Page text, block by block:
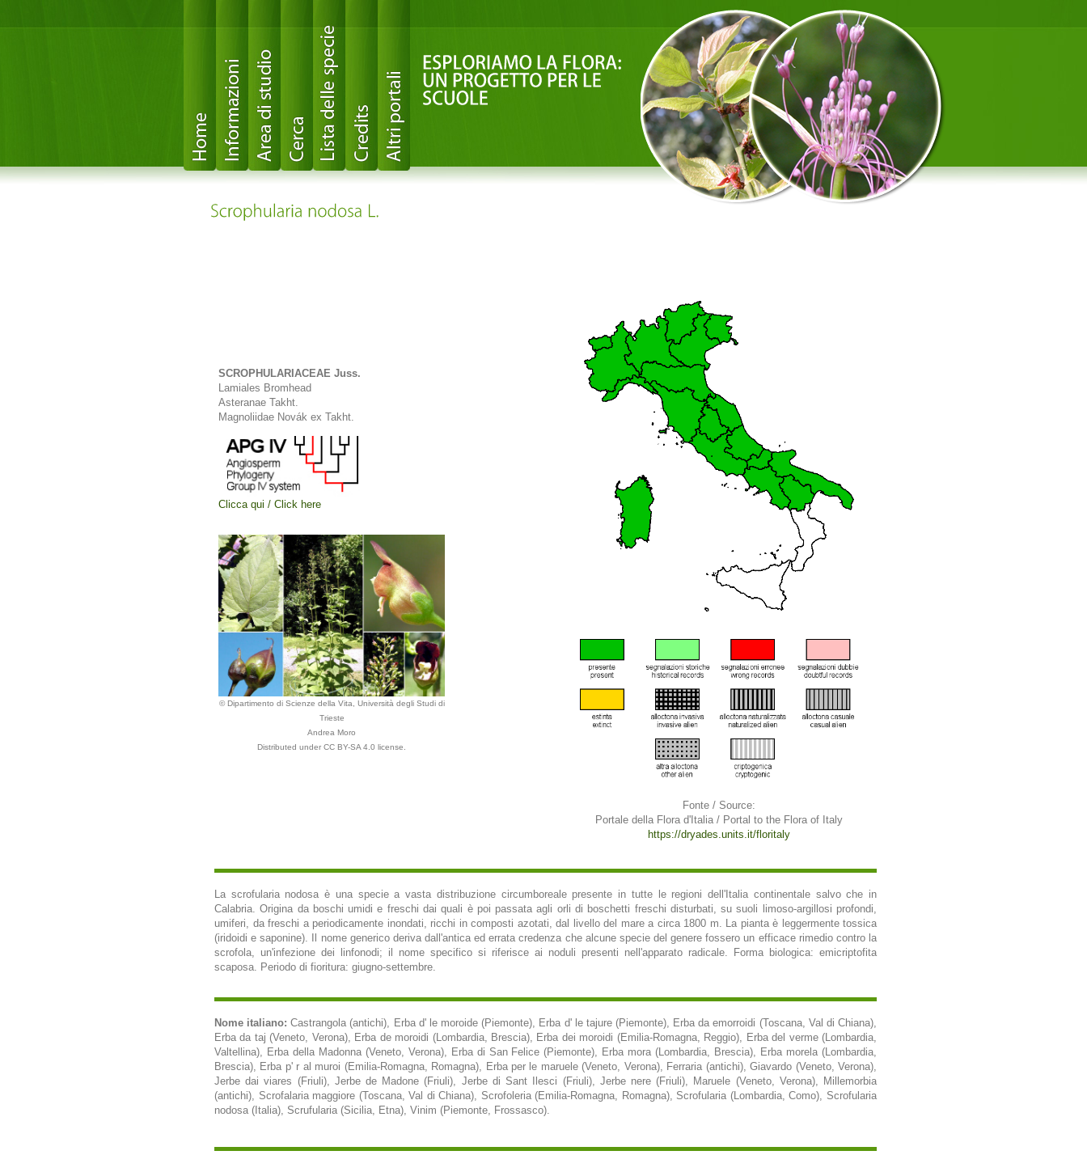
SCROPHULARIACEAE Juss.
Lamiales Bromhead
Asteranae Takht.
Magnoliidae Novák ex Takht.
Clicca qui / Click here
© Dipartimento di Scienze della Vita, Università degli Studi di
Trieste
Andrea Moro
Distributed under CC BY-SA 4.0 license.
Fonte / Source:
Portale della Flora d'Italia / Portal to the Flora of Italy
https://dryades.units.it/floritaly
La scrofularia nodosa è una specie a vasta distribuzione circumboreale presente in tutte le regioni dell'Italia continentale salvo che in
Calabria. Origina da boschi umidi e freschi dai quali è poi passata agli orli di boschetti freschi disturbati, su suoli limoso-argillosi profondi,
umiferi, da freschi a periodicamente inondati, ricchi in composti azotati, dal livello del mare a circa 1800 m. La pianta è leggermente tossica
(iridoidi e saponine). Il nome generico deriva dall'antica ed errata credenza che alcune specie del genere fossero un efficace rimedio contro la
scrofola, un'infezione dei linfonodi; il nome specifico si riferisce ai noduli presenti nell'apparato radicale. Forma biologica: emicriptofita
scaposa. Periodo di fioritura: giugno-settembre.
Nome italiano:Castrangola (antichi), Erba d' le moroide (Piemonte), Erba d' le tajure (Piemonte), Erba da emorroidi (Toscana, Val di Chiana),
Erba da taj (Veneto, Verona), Erba de moroidi (Lombardia, Brescia), Erba dei moroidi (Emilia-Romagna, Reggio), Erba del verme (Lombardia,
Valtellina), Erba della Madonna (Veneto, Verona), Erba di San Felice (Piemonte), Erba mora (Lombardia, Brescia), Erba morela (Lombardia,
Brescia), Erba p' r al muroi (Emilia-Romagna, Romagna), Erba per le maruele (Veneto, Verona), Ferraria (antichi), Giavardo (Veneto, Verona),
Jerbe dai viares (Friuli), Jerbe de Madone (Friuli), Jerbe di Sant Ilesci (Friuli), Jerbe nere (Friuli), Maruele (Veneto, Verona), Millemorbia
(antichi), Scrofalaria maggiore (Toscana, Val di Chiana), Scrofoleria (Emilia-Romagna, Romagna), Scrofularia (Lombardia, Como), Scrofularia
nodosa (Italia), Scrufularia (Sicilia, Etna), Vinim (Piemonte, Frossasco).